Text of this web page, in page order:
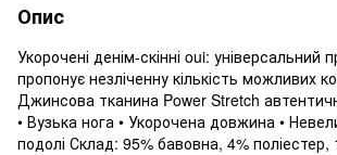
Опис
Укорочені денім-скінні oui: універсальний
пропонує незліченну кількість можливих
Джинсова тканина Power Stretch
• Вузька нога • Укорочена довжина •
подолі Склад: 95% бавовна, 4% поліестер,